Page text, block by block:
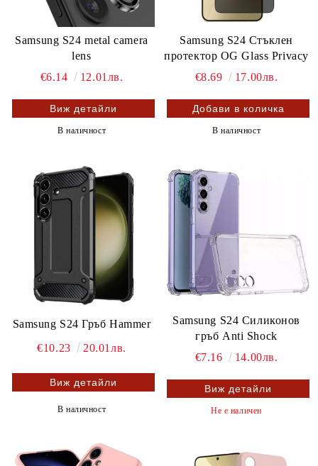
Samsung S24 metal camera
lens
€6.14
12.01лв.
Виж детайли
В наличност
Samsung S24 Стъклен
протектор OG Glass Privacy
€8.69
17.00лв.
В наличност
Samsung S24 Гръб Hammer
€10.23 20.01лв.
Виж детайли
В наличност
Samsung S24 Силиконов
гръб Anti Shock
€7.16
14.00лв.
Виж детайли
Не е наличен